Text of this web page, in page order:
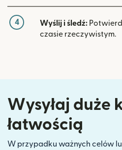
4 Wyślij i śledź:
czasie rzeczywistym.
Wysyłaj duże
łatwością
W przypadku ważnych celów